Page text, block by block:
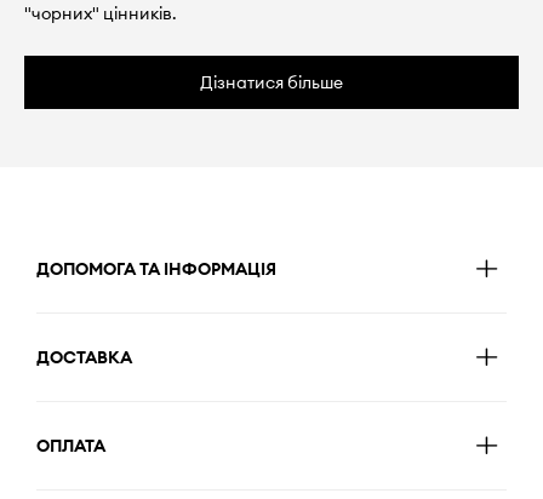
"чорних" цінників.
Дізнатися більше
ДОПОМОГА ТА ІНФОРМАЦІЯ
ДОСТАВКА
ОПЛАТА